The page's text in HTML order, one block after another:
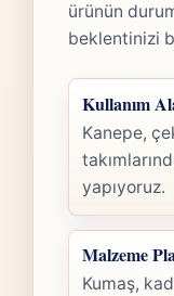
ürünün
beklentinizi
Kullanım
Kanepe,
yapıyoruz.
Malzeme
Kumaş,